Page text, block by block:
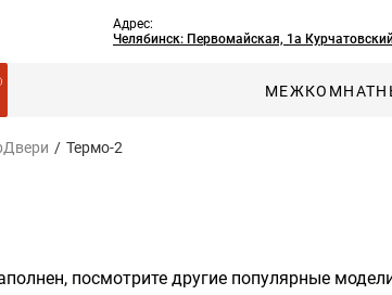
Адрес:
Челябинск: Первомайская, 1а
/ Термо-2
посмотрите другие популярные